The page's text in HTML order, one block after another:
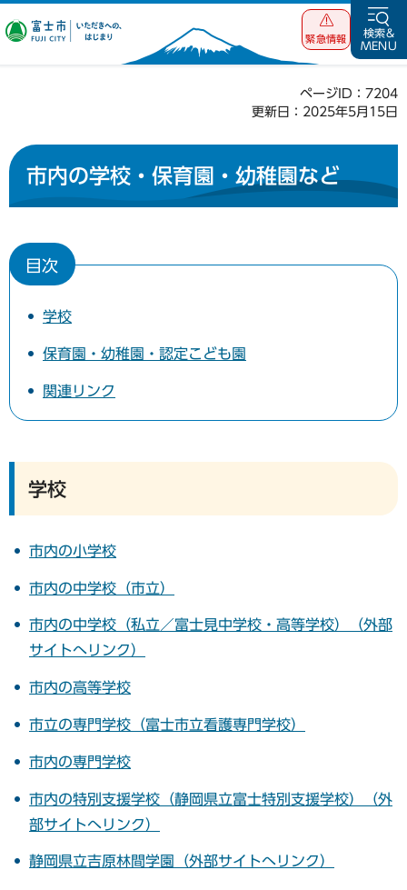
富士市 いただ
緊急情報
検索&
MENU
ページID：7204
更新日：2025年5月15日
市内の学校・保育園・幼稚園など
目次
学校
保育園・幼稚園・認定こども園
関連リンク
学校
市内の小学校
市内の中学校（市立）
市内の中学校（私立／富士見中学校・高等学校）（外部
サイトへリンク）
市内の高等学校
市立の専門学校（富士市立看護専門学校）
市内の専門学校
市内の特別支援学校（静岡県立富士特別支援学校）（外
部サイトへリンク）
静岡県立吉原林間学園（外部サイトへリンク）